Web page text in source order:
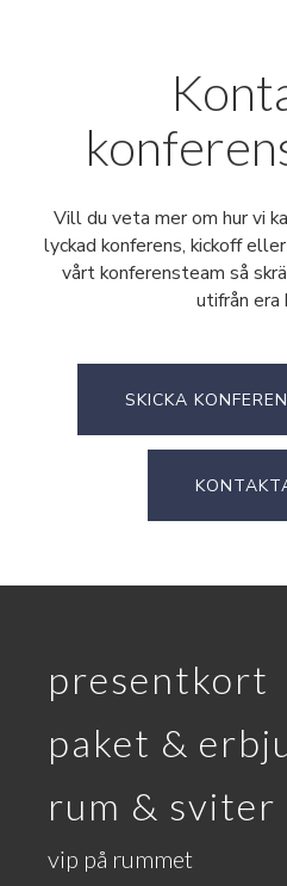
Vill du veta mer om hur vi
lyckad konferens, kickoff
vårt konferensteam så
utifrån era
SKICKA
presentkort
paket &
rum & sviter
vip på rummet